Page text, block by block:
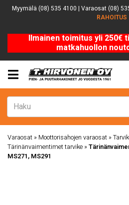
Myymälä (08) 535 4100 | Varaosat (08)
RAHOITUS
Ilmainen toimitus yli 250€
matkahuollon
Varaosat » Moottorisahojen varaosat »
Tärinänvaimentimet tarvike »
MS271, MS291